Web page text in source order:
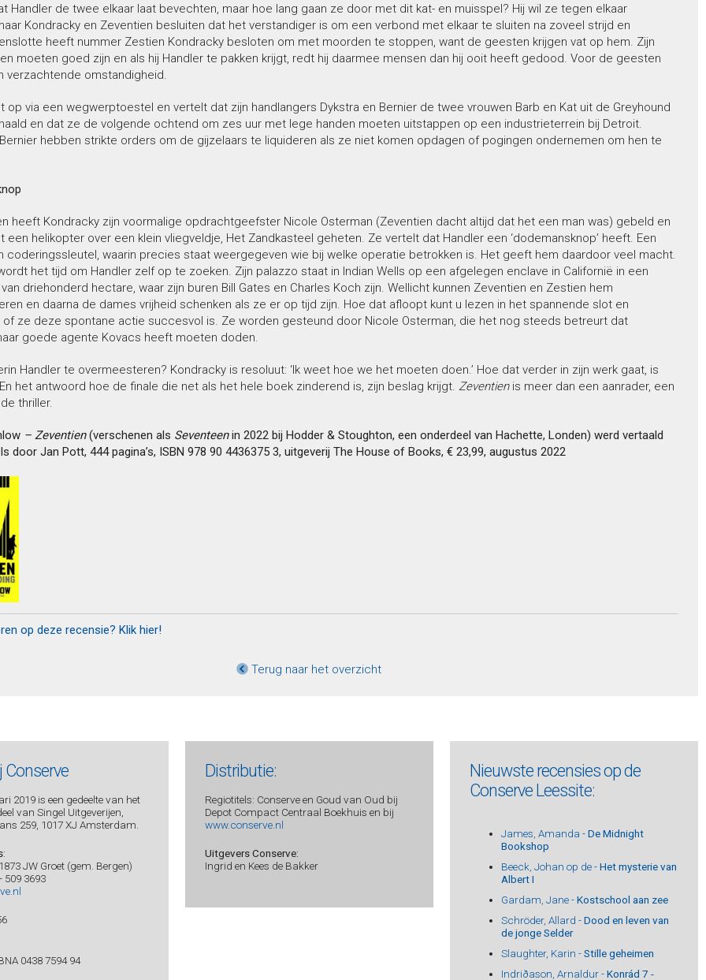
Handler de twee elkaar laat bevechten, maar hoe lang gaan ze door met dit kat- en muisspel? Hij wil ze tegen elkaar
Kondracky en Zeventien besluiten dat het verstandiger is om een verbond met elkaar te sluiten na zoveel strijd en
heeft nummer Zestien Kondracky besloten om met moorden te stoppen, want de geesten krijgen vat op hem. Zijn
moeten goed zijn en als hij Handler te pakken krijgt, redt hij daarmee mensen dan hij ooit heeft gedood. Voor de geesten
verzachtende omstandigheid.
op via een wegwerptoestel en vertelt dat zijn handlangers Dykstra en Bernier de twee vrouwen Barb en Kat uit de Greyhound
en dat ze de volgende ochtend om zes uur met lege handen moeten uitstappen op een industrieterrein bij Detroit.
hebben strikte orders om de gijzelaars te liquideren als ze niet komen opdagen of pogingen ondernemen om hen te
heeft Kondracky zijn voormalige opdrachtgeefster Nicole Osterman (Zeventien dacht altijd dat het een man was) gebeld en
een helikopter over een klein vliegveldje, Het Zandkasteel geheten. Ze vertelt dat Handler een ‘dodemansknop’ heeft. Een
coderingssleutel, waarin precies staat weergegeven wie bij welke operatie betrokken is. Het geeft hem daardoor veel macht.
het tijd om Handler zelf op te zoeken. Zijn palazzo staat in Indian Wells op een afgelegen enclave in Californië in een
driehonderd hectare, waar zijn buren Bill Gates en Charles Koch zijn. Wellicht kunnen Zeventien en Zestien hem
en daarna de dames vrijheid schenken als ze er op tijd zijn. Hoe dat afloopt kunt u lezen in het spannende slot en
of ze deze spontane actie succesvol is. Ze worden gesteund door Nicole Osterman, die het nog steeds betreurt dat
goede agente Kovacs heeft moeten doden.
Handler te overmeesteren? Kondracky is resoluut: ‘Ik weet hoe we het moeten doen.’ Hoe dat verder in zijn werk gaat, is
het antwoord hoe de finale die net als het hele boek zinderend is, zijn beslag krijgt. Zeventienis meer dan een aanrader, een
thriller.
– Zeventien(verschenen als Seventeenin 2022 bij Hodder & Stoughton, een onderdeel van Hachette, Londen) werd vertaald
door Jan Pott, 444 pagina’s, ISBN 978 90 4436375 3, uitgeverij The House of Books, € 23,99, augustus 2022
op deze recensie? Klik hier!
Terug naar het overzicht
Conserve
2019 is een gedeelte van het
van Singel Uitgeverijen,
259, 1017 XJ Amsterdam.
:
JW Groet (gem. Bergen)
509 3693
0438 7594 94
Distributie:
Regiotitels: Conserve en Goud van Oud bij
Depot Compact Centraal Boekhuis en bij
www.conserve.nl
Uitgevers Conserve:
Ingrid en Kees de Bakker
Nieuwste recensies op de
Conserve Leessite:
James, Amanda -De Midnight
Bookshop
Beeck, Johan op de -Het mysterie van
Albert I
Gardam, Jane -Kostschool aan zee
Schröder, Allard -Dood en leven van
de jonge Selder
Slaughter, Karin -Stille geheimen
Indriðason, Arnaldur -Konrád 7 -